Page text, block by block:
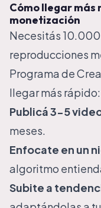
Cómo llegar más
monetización
Necesitás
reproducciones
Programa de
llegar más rápido:
Publicá 3-5
meses.
Enfocate en un
algoritmo
Subite a